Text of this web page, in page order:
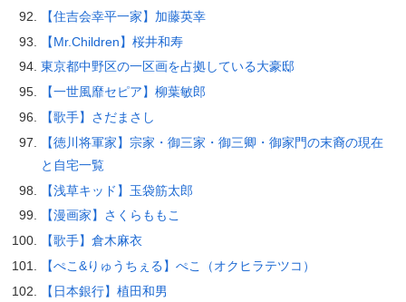
【住吉会幸平一家】加藤英幸
【Mr.Children】桜井和寿
東京都中野区の一区画を占拠している大豪邸
【一世風靡セピア】柳葉敏郎
【歌手】さだまさし
【徳川将軍家】宗家・御三家・御三卿・御家門の末裔の現在
と自宅一覧
【浅草キッド】玉袋筋太郎
【漫画家】さくらももこ
【歌手】倉木麻衣
【ぺこ&りゅうちぇる】ぺこ（オクヒラテツコ）
【日本銀行】植田和男